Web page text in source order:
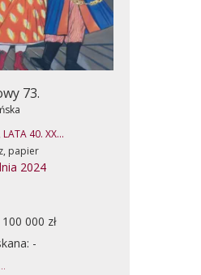
73.
LATA 40. XX...
papier
2024
000 zł
-